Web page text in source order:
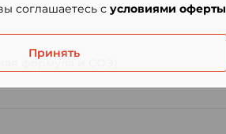
формула и СОЭ)
соглашаетесь с условиями оферты
Принять